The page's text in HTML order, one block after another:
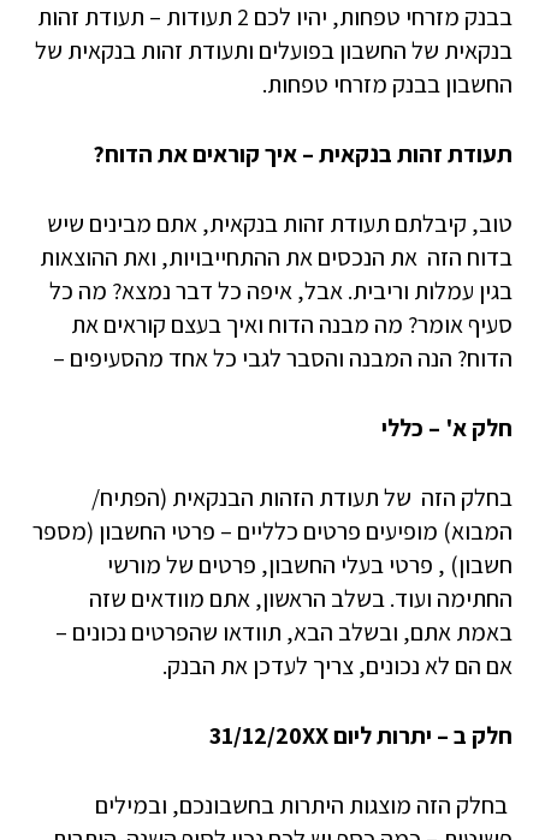
בבנק מזרחי טפחות, יהיו לכם 2 תעודות – תעודת זהות
בנקאית של החשבון בפועלים ותעודת זהות בנקאית של
החשבון בבנק מזרחי טפחות.
תעודת זהות בנקאית – איך קוראים את הדוח?
טוב, קיבלתם תעודת זהות בנקאית, אתם מבינים שיש
בדוח הזה את הנכסים את ההתחייבויות, ואת ההוצאות
בגין עמלות וריבית. אבל, איפה כל דבר נמצא? מה כל
סעיף אומר? מה מבנה הדוח ואיך בעצם קוראים את
הדוח? הנה המבנה והסבר לגבי כל אחד מהסעיפים –
חלק א' – כללי
בחלק הזה של תעודת הזהות הבנקאית (הפתיח/
המבוא) מופיעים פרטים כלליים – פרטי החשבון (מספר
חשבון) , פרטי בעלי החשבון, פרטים של מורשי
החתימה ועוד. בשלב הראשון, אתם מוודאים שזה
באמת אתם, ובשלב הבא, תוודאו שהפרטים נכונים –
אם הם לא נכונים, צריך לעדכן את הבנק.
חלק ב – יתרות ליום 31/12/20XX
בחלק הזה מוצגות היתרות בחשבונכם, ובמילים